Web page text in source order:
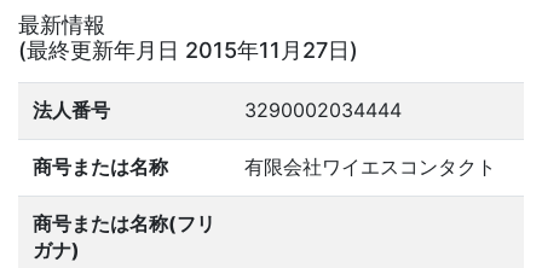
最新情報
(最終更新年月日 2015年11月27日)
法人番号 3290002034444
商号または名称 有限会社ワイエスコンタクト
商号または名称(フリ
ガナ)